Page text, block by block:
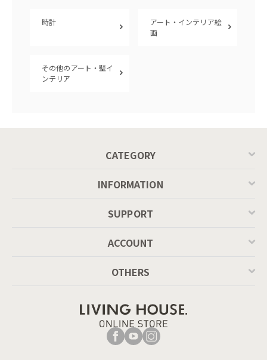
時計
アート・インテリア絵
画
その他のアート・壁イ
ンテリア
CATEGORY
INFORMATION
SUPPORT
ACCOUNT
OTHERS